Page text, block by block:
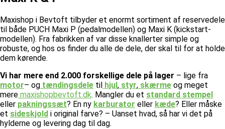
Maxishop i Bevtoft tilbyder et enormt sortiment af reservedele
til både PUCH Maxi P (pedalmodellen) og Maxi K (kickstart-
modellen). Fra fabrikken af var disse knallerter simple og
robuste, og hos os finder du alle de dele, der skal til for at holde
dem kørende.
Vi har mere end 2.000 forskellige dele på lager – lige fra
motor– og tændingsdele til hjul, styr, skærme og meget
mere maxishopbevtoft.dk. Mangler du et standard stempel
eller pakningssæt? En ny karburator eller kæde? Eller måske
et sideskjold i original farve? – Uanset hvad, så har vi det på
hylderne og levering dag til dag.